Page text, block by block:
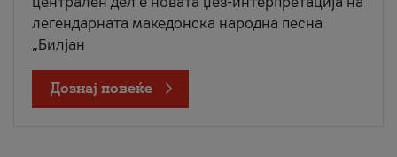
легендарната македонска народна песна
„Билјан
Дознај повеќе